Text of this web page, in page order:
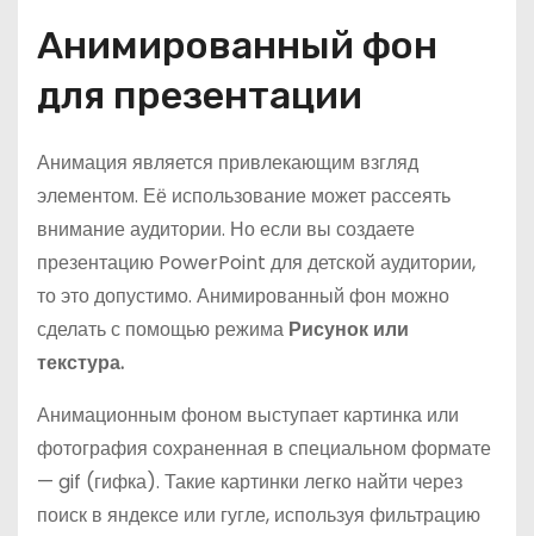
Анимированный фон
для презентации
Анимация является привлекающим взгляд
элементом. Её использование может рассеять
внимание аудитории. Но если вы создаете
презентацию PowerPoint для детской аудитории,
то это допустимо. Анимированный фон можно
сделать с помощью режима Рисунок или
текстура.
Анимационным фоном выступает картинка или
фотография сохраненная в специальном формате
— gif (гифка). Такие картинки легко найти через
поиск в яндексе или гугле, используя фильтрацию